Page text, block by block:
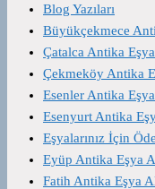
Blog Yazıları
Büyükçekmece
Çatalca Antika
Çekmeköy Antika
Esenler Antika
Esenyurt Antika
Eşyalarınız İçin
Eyüp Antika Eşya
Fatih Antika Eşya